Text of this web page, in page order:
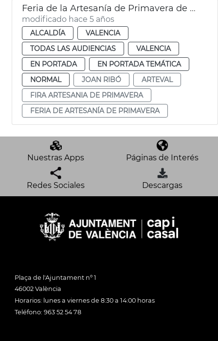
Feria de la Artesanía de Primavera de València
modificado hace 5 años
ALCALDÍA
VALENCIA
TODAS LAS AUDIENCIAS
VALENCIA
EN PORTADA
EN PORTADA TEMÁTICA
NORMAL
JOAN RIBÓ
ARTEVAL
FIRA ARTESANIA DE PRIMAVERA
FERIA DE ARTESANÍA DE PRIMAVERA
Nuestras Apps Páginas de Interés
Redes Sociales Descargas
Plaça de l'Ajuntament nº 1
46002 València
Horarios: lunes a viernes de 8:30 a 14:00 horas
Teléfono: 963 52 54 78